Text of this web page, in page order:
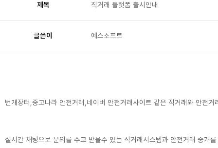
제목 직거래 플랫폼 출시안내
글쓴이 예스소프트
번개장터,중고나라 안전거래,네이버 안전거래사이트 같은 직거래와 안전
실시간 채팅으로 문의를 주고 받을수 있는 직거래시스템과 안전거래 중개